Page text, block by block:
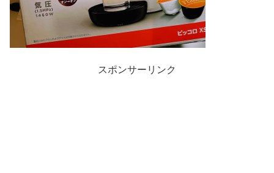
スポンサーリンク